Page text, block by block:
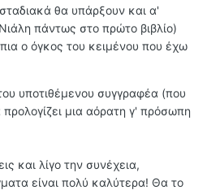
θα υπάρξουν και α'
πάντως στο πρώτο βιβλίο)
ο όγκος του κειμένου που έχω
υποτιθέμενου συγγραφέα (που
μια αόρατη γ' πρόσωπη
και λίγο την συνέχεια,
είναι πολύ καλύτερα! Θα το